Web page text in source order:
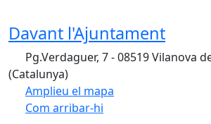
Davant l'Ajuntament
Pg.Verdaguer, 7 - 08519 Vilanova
(Catalunya)
Amplieu el mapa
Com arribar-hi